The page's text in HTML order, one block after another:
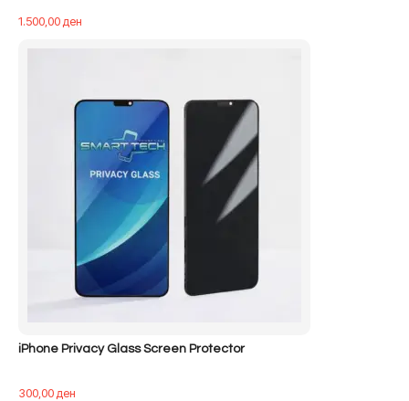
1.500,00ден
iPhone Privacy Glass Screen Protector
300,00ден